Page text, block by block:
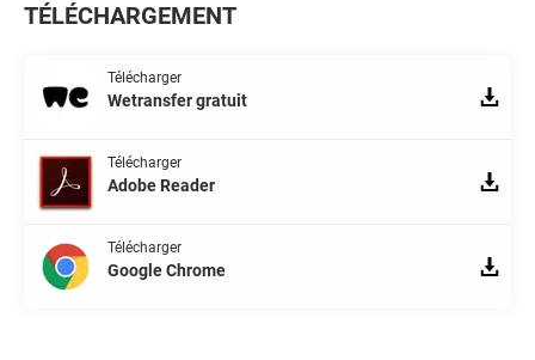
TÉLÉCHARGEMENT
Télécharger
Wetransfer gratuit
Télécharger
Adobe Reader
Télécharger
Google Chrome